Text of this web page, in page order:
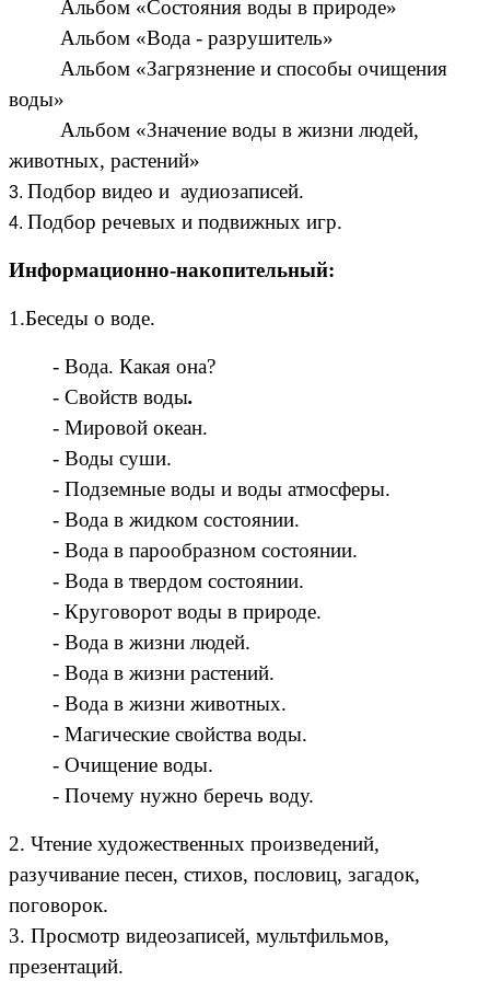
Альбом «Состояния воды в природе»
Альбом «Вода - разрушитель»
Альбом «Загрязнение и способы очищения
воды»
Альбом «Значение воды в жизни людей,
животных, растений»
Подбор видео и аудиозаписей.
Подбор речевых и подвижных игр.
Информационно-накопительный:
1.Беседы о воде.
- Вода. Какая она?
- Свойств воды.
- Мировой океан.
- Воды суши.
- Подземные воды и воды атмосферы.
- Вода в жидком состоянии.
- Вода в парообразном состоянии.
- Вода в твердом состоянии.
- Круговорот воды в природе.
- Вода в жизни людей.
- Вода в жизни растений.
- Вода в жизни животных.
- Магические свойства воды.
- Очищение воды.
- Почему нужно беречь воду.
2. Чтение художественных произведений,
разучивание песен, стихов, пословиц, загадок,
поговорок.
3. Просмотр видеозаписей, мультфильмов,
презентаций.